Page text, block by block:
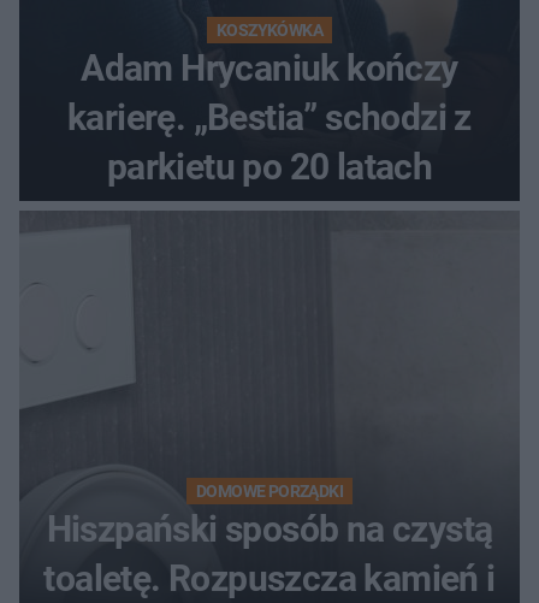
KOSZYKÓWKA
Adam Hrycaniuk kończy
karierę. „Bestia” schodzi z
parkietu po 20 latach
DOMOWE PORZĄDKI
Hiszpański sposób na czystą
toaletę. Rozpuszcza kamień i